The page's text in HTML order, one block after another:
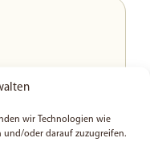
wir Technologien wie
und/oder darauf zuzugreifen.